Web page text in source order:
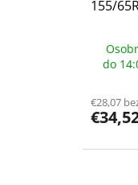
155/
do
€28,07